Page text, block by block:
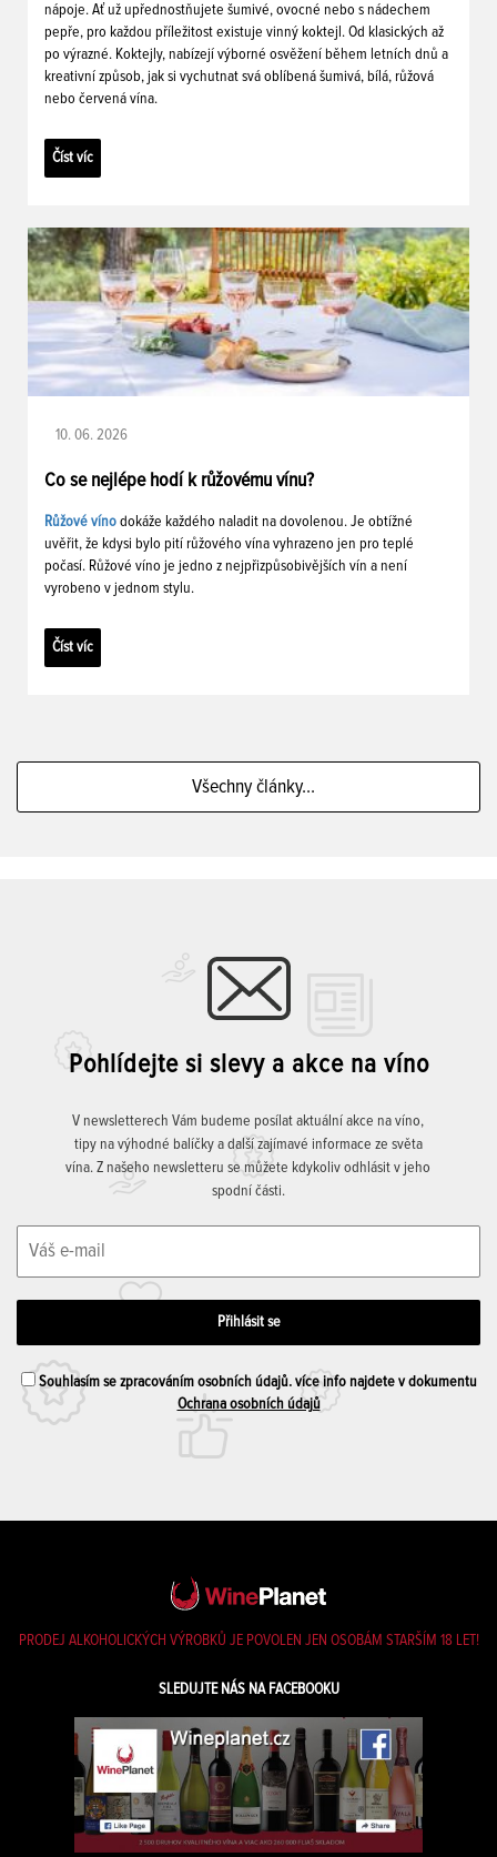
nápoje. Ať už upřednostňujete šumivé, ovocné nebo s nádechem
pepře, pro každou příležitost existuje vinný koktejl. Od klasických až
po výrazné. Koktejly, nabízejí výborné osvěžení během letních dnů a
kreativní způsob, jak si vychutnat svá oblíbená šumivá, bílá, růžová
nebo červená vína.
Číst víc
10. 06. 2026
Co se nejlépe hodí k růžovému vínu?
Růžové víno dokáže každého naladit na dovolenou. Je obtížné
uvěřit, že kdysi bylo pití růžového vína vyhrazeno jen pro teplé
počasí. Růžové víno je jedno z nejpřizpůsobivějších vín a není
vyrobeno v jednom stylu.
Číst víc
Všechny články...
Pohlídejte si slevy a akce na víno
V newsletterech Vám budeme posílat aktuální akce na víno,
tipy na výhodné balíčky a další zajímavé informace ze světa
vína. Z našeho newsletteru se můžete kdykoliv odhlásit v jeho
spodní části.
Souhlasím se zpracováním osobních údajů. více info najdete v dokumentu
Ochrana osobních údajů
PRODEJ ALKOHOLICKÝCH VÝROBKŮ JE POVOLEN JEN OSOBÁM STARŠÍM 18 LET!
SLEDUJTE NÁS NA FACEBOOKU